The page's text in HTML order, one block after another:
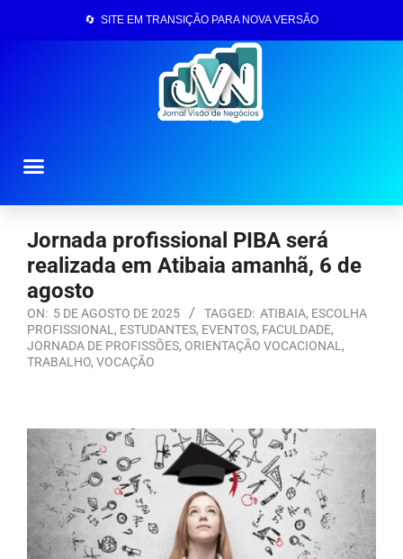
🔄 SITE EM TRANSIÇÃO PARA NOVA VERSÃO
Jornada profissional PIBA será
realizada em Atibaia amanhã, 6 de
agosto
ON: 5 DE AGOSTO DE 2025 TAGGED: ATIBAIA, ESCOLHA
PROFISSIONAL , ESTUDANTES, EVENTOS, FACULDADE,
JORNADA DE PROFISSÕES, ORIENTAÇÃO VOCACIONAL ,
TRABALHO, VOCAÇÃO